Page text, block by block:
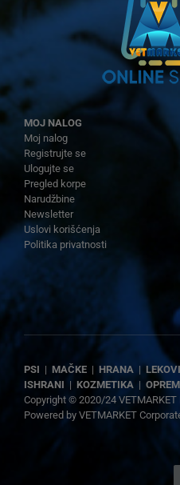
MOJ NALOG
Moj nalog
Registrujte se
Ulogujte se
Pregled korpe
Narudžbine
Newsletter
Uslovi korišćenja
Politika privatnosti
PSI | MAČKE| HRANA|
ISHRANI | KOZMETIKA|
Copyright © 2020/24 VETMARKET
Powered by VETMARKET